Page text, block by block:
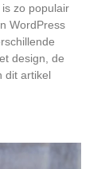
zo populair
WordPress
design, de
dit artikel